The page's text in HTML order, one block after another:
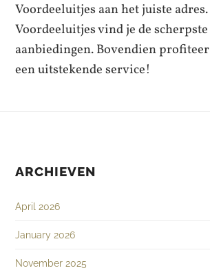
Voordeeluitjes aan het juiste
Voordeeluitjes vind je de scherpste
aanbiedingen. Bovendien
een uitstekende service!
ARCHIEVEN
April 2026
January 2026
November 2025